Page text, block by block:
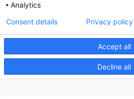
cgtcatalunya
Desenvolupat
Analytics
Accept all
Decline all
Consent details Privacy policy